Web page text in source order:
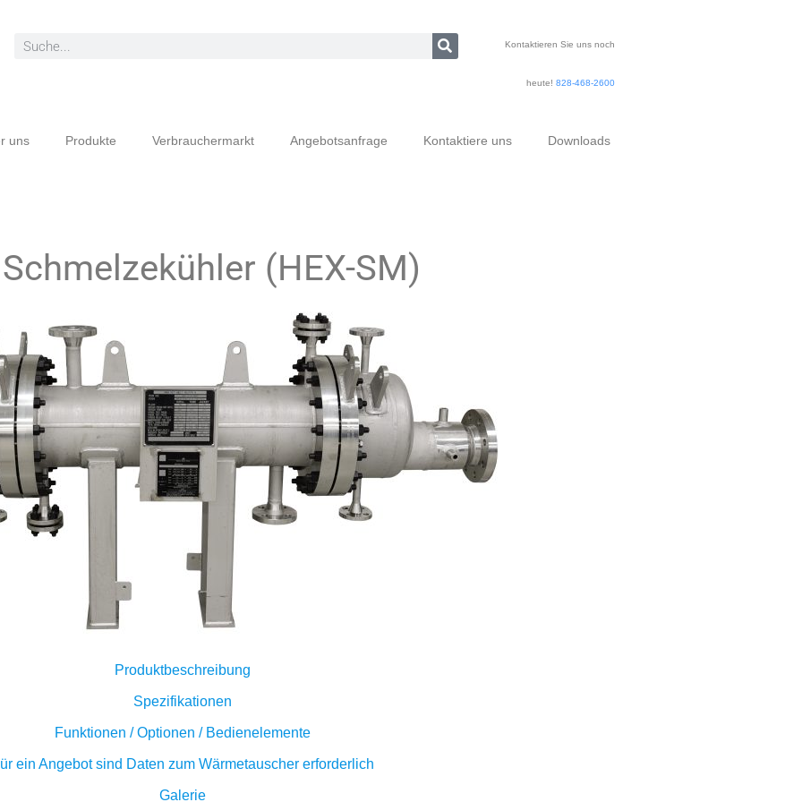
Kontaktieren Sie uns noch
heute!828-468-2600
uns Produkte Verbrauchermarkt Angebotsanfrage Kontaktiere uns Downloads
(HEX-SM)
Produktbeschreibung
Spezifikationen
Funktionen / Optionen / Bedienelemente
ein Angebot sind Daten zum Wärmetauscher erforderlich
Galerie